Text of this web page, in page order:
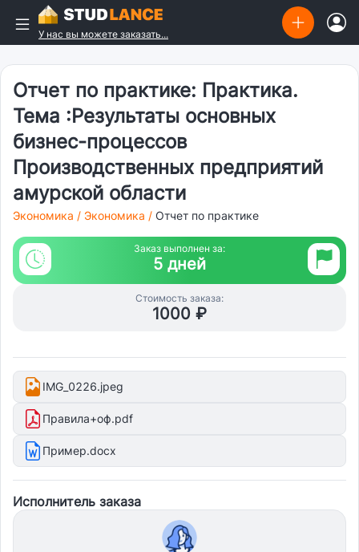
У нас вы можете заказать...
Отчет по практике: Практика.
Тема :Результаты основных
бизнес-процессов
Производственных предприятий
амурской области
Экономика / Экономика / Отчет по практике
Заказ выполнен за:
5 дней
Стоимость заказа:
1000 ₽
IMG_0226.jpeg
Правила+оф.pdf
Пример.docx
Исполнитель заказа